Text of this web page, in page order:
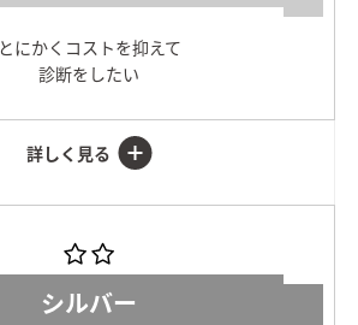
とにかくコストを抑えて
診断をしたい
シルバー